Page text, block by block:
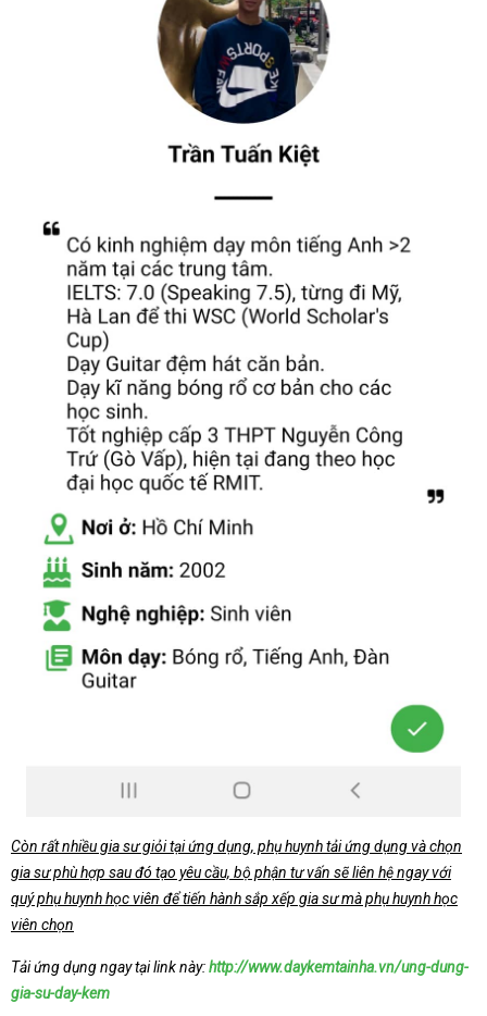
Còn rất nhiều gia sư giỏi tại ứng dụng, phụ huynh tải ứng dụng và chọn
gia sư phù hợp sau đó tạo yêu cầu, bộ phận tư vấn sẽ liên hệ ngay với
quý phụ huynh học viên để tiến hành sắp xếp gia sư mà phụ huynh học
viên chọn
Tải ứng dụng ngay tại link này:http://www.daykemtainha.vn/ung-dung-
gia-su-day-kem